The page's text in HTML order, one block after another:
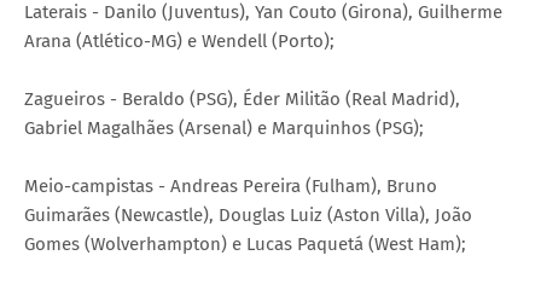
Laterais - Danilo (Juventus), Yan Couto (Girona), Guilherme
Arana (Atlético-MG) e Wendell (Porto);
Zagueiros - Beraldo (PSG), Éder Militão (Real Madrid),
Gabriel Magalhães (Arsenal) e Marquinhos (PSG);
Meio-campistas - Andreas Pereira (Fulham), Bruno
Guimarães (Newcastle), Douglas Luiz (Aston Villa), João
Gomes (Wolverhampton) e Lucas Paquetá (West Ham);